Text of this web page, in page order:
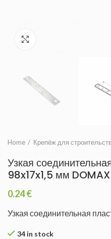
Home Крепёж для
Узкая
98x17x1,5 мм DOMAX
0.24€
Узкая соединительная
34 in stock